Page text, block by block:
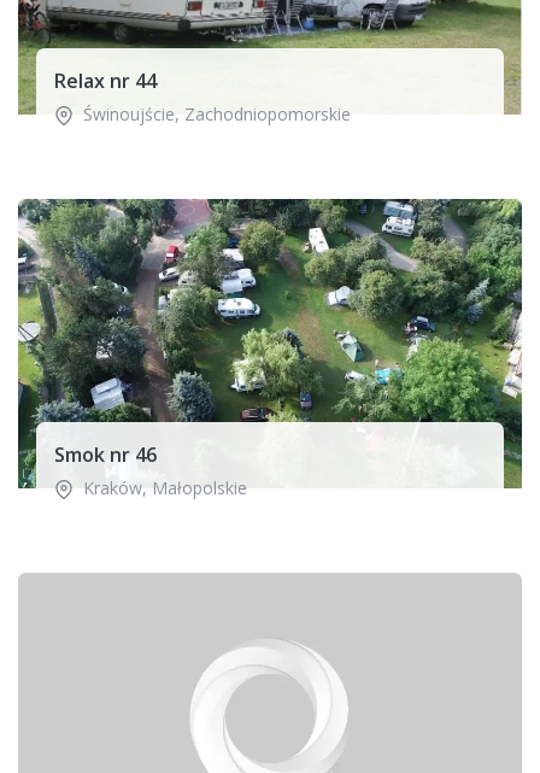
Relax nr 44
Świnoujście, Zachodniopomorskie
Smok nr 46
Kraków, Małopolskie